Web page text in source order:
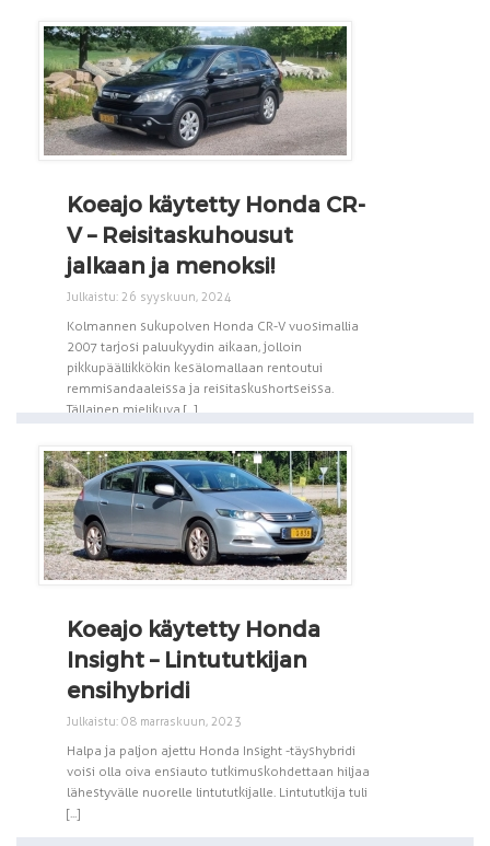
Koeajo käytetty Honda CR-
V – Reisitaskuhousut
jalkaan ja menoksi!
Julkaistu: 26 syyskuun, 2024
Kolmannen sukupolven Honda CR-V vuosimallia
2007 tarjosi paluukyydin aikaan, jolloin
pikkupäällikkökin kesälomallaan rentoutui
remmisandaaleissa ja reisitaskushortseissa.
Tällainen mielikuva [...]
Koeajo käytetty Honda
Insight – Lintututkijan
ensihybridi
Julkaistu: 08 marraskuun, 2023
Halpa ja paljon ajettu Honda Insight -täyshybridi
voisi olla oiva ensiauto tutkimuskohdettaan hiljaa
lähestyvälle nuorelle lintututkijalle. Lintututkija tuli
[...]